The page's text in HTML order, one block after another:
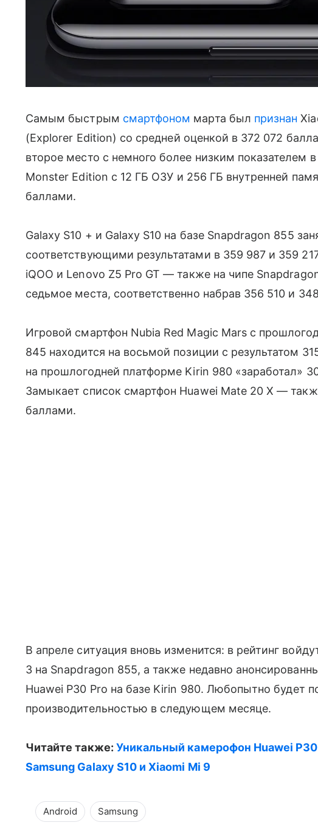
Самым быстрым смартфоном марта был признан
(Explorer Edition) со средней оценкой в ​​372 072
второе место с немного более низким показателем
Monster Edition с 12 ГБ ОЗУ и 256 ГБ внутренней
баллами.
Galaxy S10 + и Galaxy S10 на базе Snapdragon 855
соответствующими результатами в 359 987 и 359
iQOO и Lenovo Z5 Pro GT — также на чипе
седьмое места, соответственно набрав 356 510 и
Игровой смартфон Nubia Red Magic Mars с
845 находится на восьмой позиции с результатом
на прошлогодней платформе Kirin 980 «заработал»
Замыкает список смартфон Huawei Mate 20 X —
баллами.
В апреле ситуация вновь изменится: в рейтинг
3 на Snapdragon 855, а также недавно
Huawei P30 Pro на базе Kirin 980. Любопытно будет
производительностью в следующем месяце.
Читайте также: Уникальный камерофон Huawei
Samsung Galaxy S10 и Xiaomi Mi 9
Android Samsung